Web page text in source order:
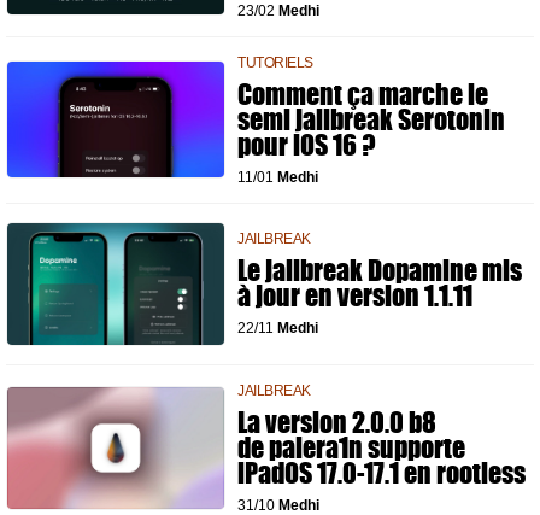
23/02 Medhi
TUTORIELS
Comment ça marche le
semi jailbreak Serotonin
pour iOS 16 ?
11/01 Medhi
JAILBREAK
Le jailbreak Dopamine mis
à jour en version 1.1.11
22/11 Medhi
JAILBREAK
La version 2.0.0 b8
de palera1n supporte
iPadOS 17.0-17.1 en rootless
31/10 Medhi